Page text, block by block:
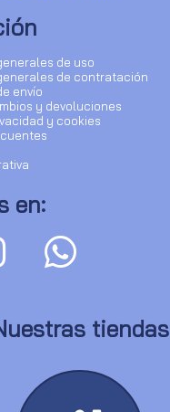
de uso
de contratación
envío
y devoluciones
y cookies
en:
tiendas